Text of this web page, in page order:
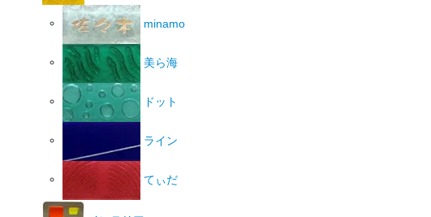
minamo
美ら海
ドット
ライン
てぃだ